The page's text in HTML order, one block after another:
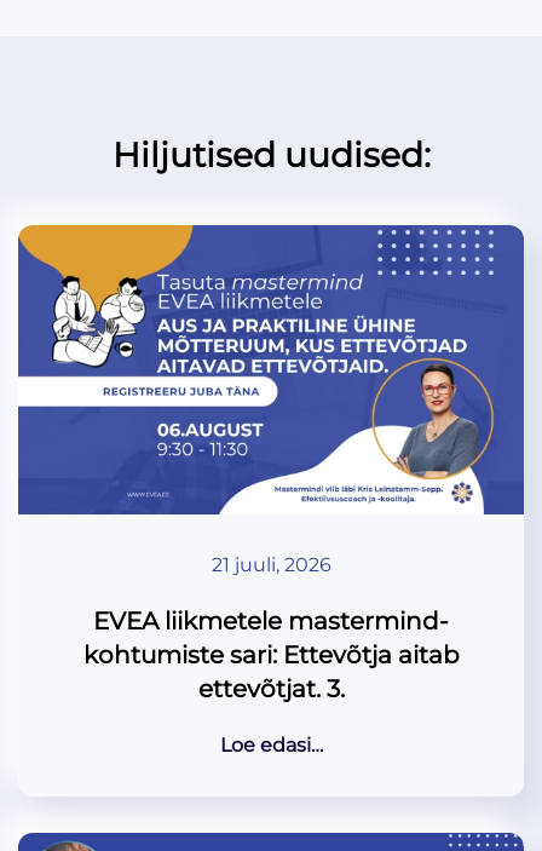
Hiljutised uudised:
21 juuli, 2026
EVEA liikmetele mastermind-
kohtumiste sari: Ettevõtja aitab
ettevõtjat. 3.
Loe edasi…